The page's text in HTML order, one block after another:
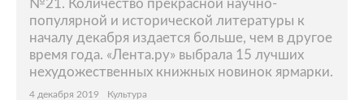
№21. Количество прекрасной научно-
популярной и исторической литературы к
началу декабря издается больше, чем в другое
время года. «Лента.ру» выбрала 15 лучших
нехудожественных книжных новинок ярмарки.
4 декабря 2019 Культура